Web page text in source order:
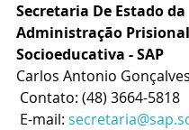
Secretaria De Estado da
Administração
Socioeducativa - SAP
Carlos Antonio
Contato: (48) 3664-5818
E-mail: